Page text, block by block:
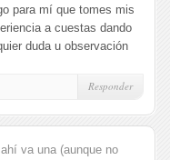
para mí que tomes mis
a cuestas dando
duda u observación
Responder
va una (aunque no